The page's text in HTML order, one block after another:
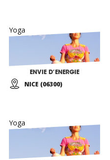
Yoga
ENVIE D’ENERGIE
NICE (06300)
Yoga